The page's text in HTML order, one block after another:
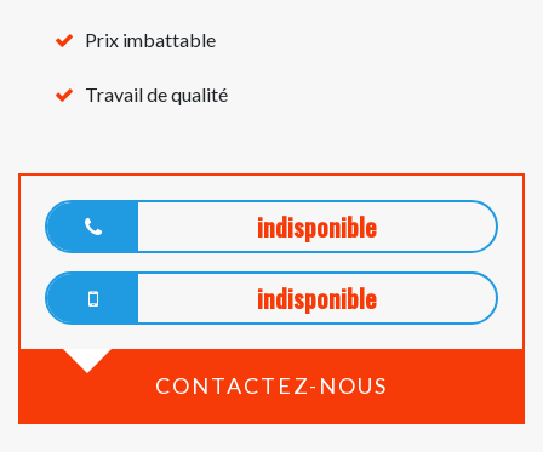
Prix imbattable
Travail de qualité
indisponible
indisponible
CONTACTEZ-NOUS